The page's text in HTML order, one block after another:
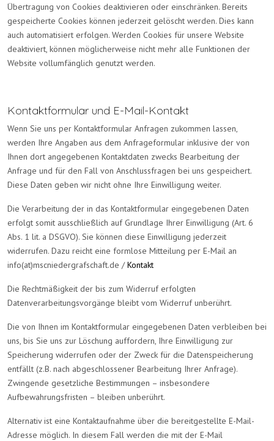
Übertragung von Cookies deaktivieren oder einschränken. Bereits
gespeicherte Cookies können jederzeit gelöscht werden. Dies kann
auch automatisiert erfolgen. Werden Cookies für unsere Website
deaktiviert, können möglicherweise nicht mehr alle Funktionen der
Website vollumfänglich genutzt werden.
Kontaktformular und E-Mail-Kontakt
Wenn Sie uns per Kontaktformular Anfragen zukommen lassen,
werden Ihre Angaben aus dem Anfrageformular inklusive der von
Ihnen dort angegebenen Kontaktdaten zwecks Bearbeitung der
Anfrage und für den Fall von Anschlussfragen bei uns gespeichert.
Diese Daten geben wir nicht ohne Ihre Einwilligung weiter.
Die Verarbeitung der in das Kontaktformular eingegebenen Daten
erfolgt somit ausschließlich auf Grundlage Ihrer Einwilligung (Art. 6
Abs. 1 lit. a DSGVO). Sie können diese Einwilligung jederzeit
widerrufen. Dazu reicht eine formlose Mitteilung per E-Mail an
info(at)mscniedergrafschaft.de /Kontakt
Die Rechtmäßigkeit der bis zum Widerruf erfolgten
Datenverarbeitungsvorgänge bleibt vom Widerruf unberührt.
Die von Ihnen im Kontaktformular eingegebenen Daten verbleiben bei
uns, bis Sie uns zur Löschung auffordern, Ihre Einwilligung zur
Speicherung widerrufen oder der Zweck für die Datenspeicherung
entfällt (z.B. nach abgeschlossener Bearbeitung Ihrer Anfrage).
Zwingende gesetzliche Bestimmungen – insbesondere
Aufbewahrungsfristen – bleiben unberührt.
Alternativ ist eine Kontaktaufnahme über die bereitgestellte E-Mail-
Adresse möglich. In diesem Fall werden die mit der E-Mail